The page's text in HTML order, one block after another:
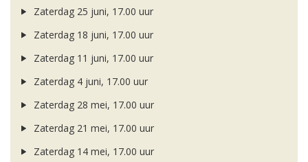
Zaterdag 25 juni, 17.00 uur
Zaterdag 18 juni, 17.00 uur
Zaterdag 11 juni, 17.00 uur
Zaterdag 4 juni, 17.00 uur
Zaterdag 28 mei, 17.00 uur
Zaterdag 21 mei, 17.00 uur
Zaterdag 14 mei, 17.00 uur